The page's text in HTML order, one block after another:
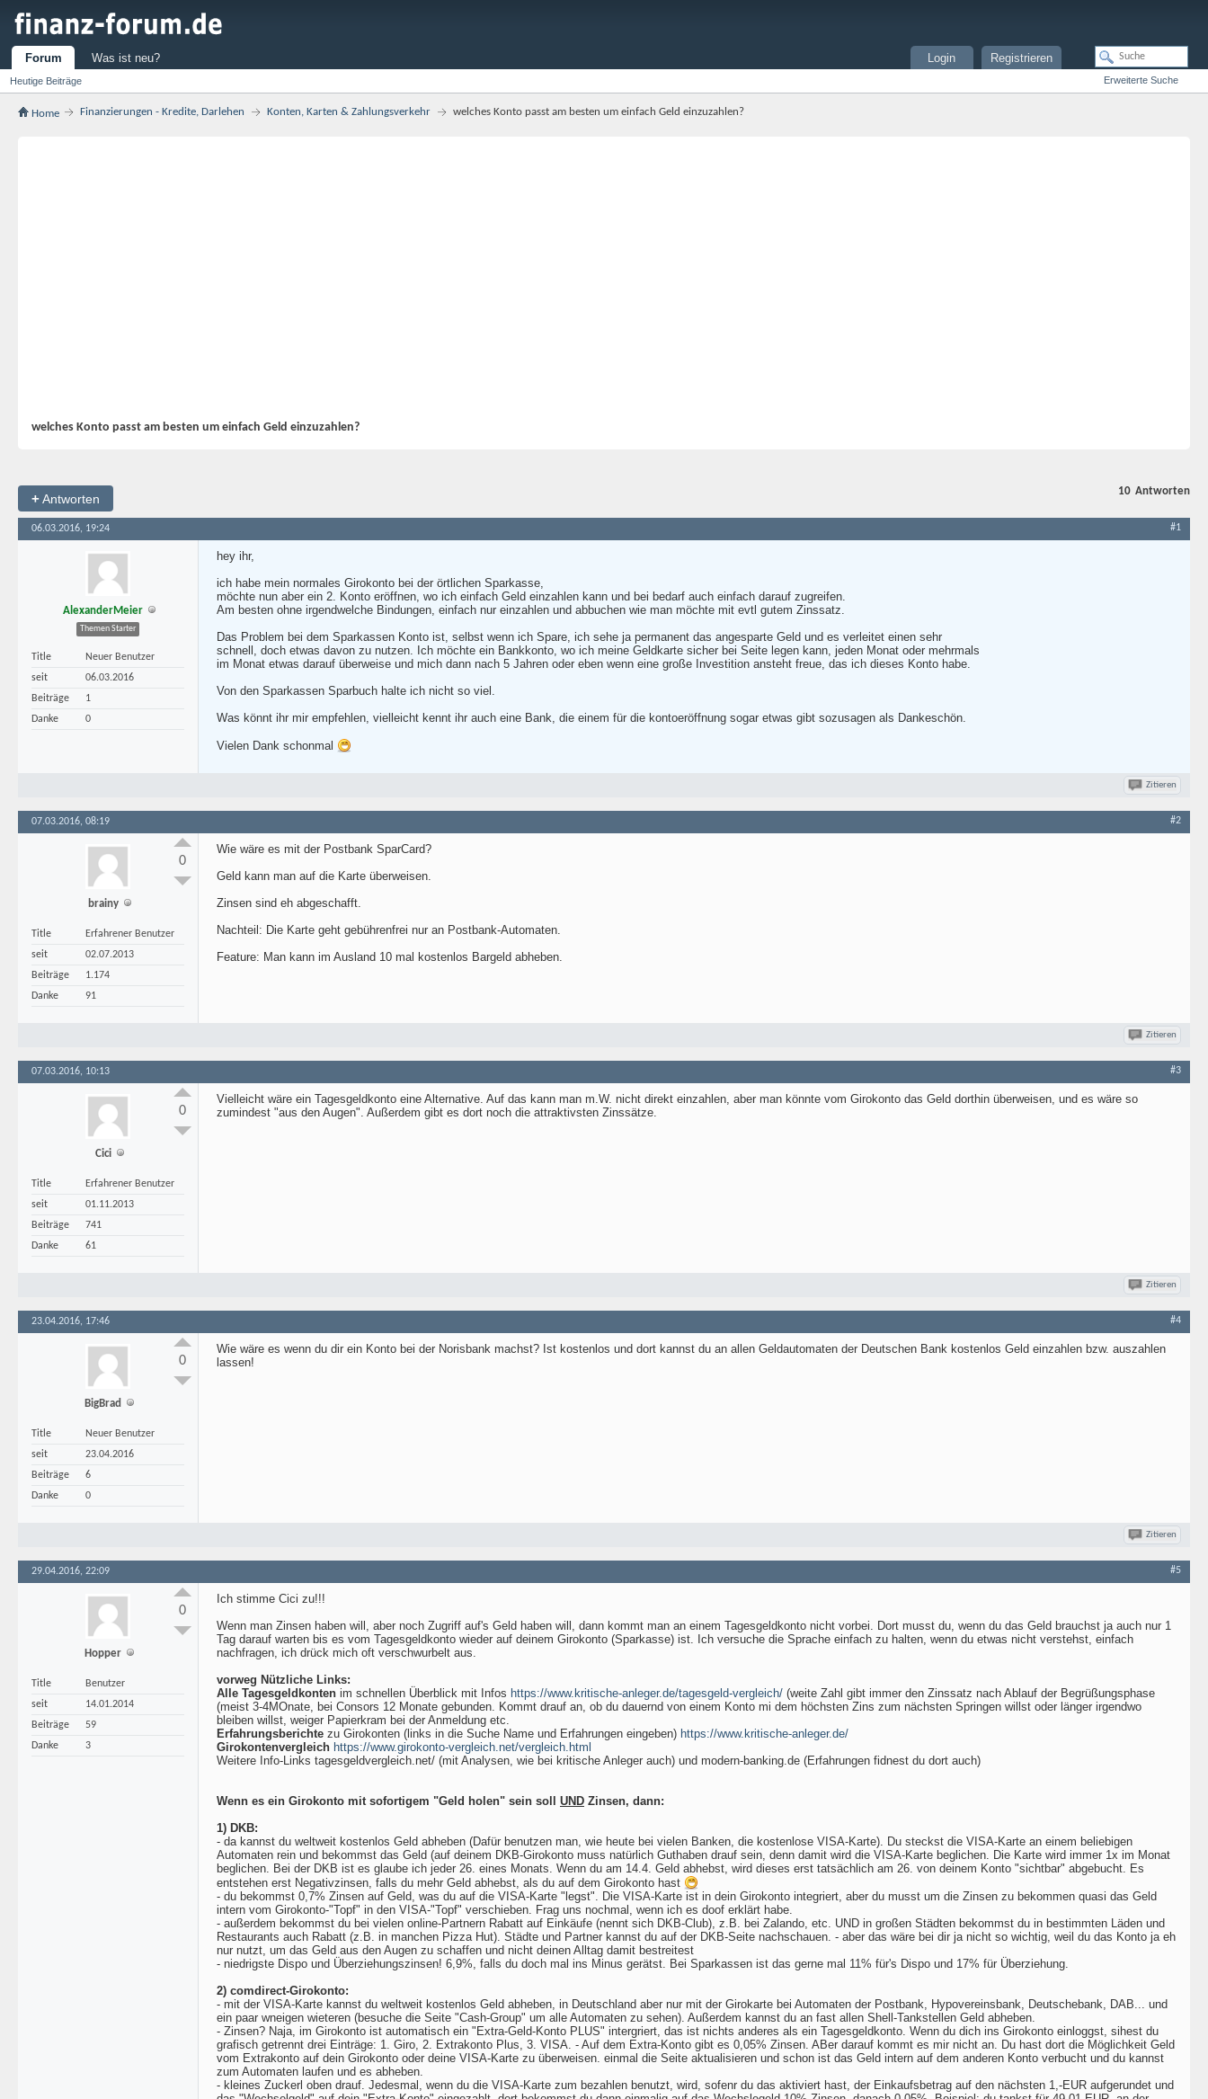
Forum
Heutige Beiträge
Was ist neu? Registrieren
Login
Erweiterte Suche
Home Finanzierungen - Kredite, Darlehen Konten, Karten & Zahlungsverkehr welches Konto passt am besten um einfach Geld einzuzahlen?
welches Konto passt am besten um einfach Geld einzuzahlen?
+Antworten
10 Antworten
06.03.2016, 19:24 #1
AlexanderMeier
Themen Starter
Title
Neuer Benutzer
seit
06.03.2016
Beiträge
1
Danke
0
hey ihr,
ich habe mein normales Girokonto bei der örtlichen Sparkasse,
möchte nun aber ein 2. Konto eröffnen, wo ich einfach Geld einzahlen kann und bei bedarf auch einfach darauf zugreifen.
Am besten ohne irgendwelche Bindungen, einfach nur einzahlen und abbuchen wie man möchte mit evtl gutem Zinssatz.
Das Problem bei dem Sparkassen Konto ist, selbst wenn ich Spare, ich sehe ja permanent das angesparte Geld und es verleitet einen sehr
schnell, doch etwas davon zu nutzen. Ich möchte ein Bankkonto, wo ich meine Geldkarte sicher bei Seite legen kann, jeden Monat oder mehrmals
im Monat etwas darauf überweise und mich dann nach 5 Jahren oder eben wenn eine große Investition ansteht freue, das ich dieses Konto habe.
Von den Sparkassen Sparbuch halte ich nicht so viel.
Was könnt ihr mir empfehlen, vielleicht kennt ihr auch eine Bank, die einem für die kontoeröffnung sogar etwas gibt sozusagen als Dankeschön.
Vielen Dank schonmal
Zitieren
07.03.2016, 08:19 #2
brainy
Title
Erfahrener Benutzer
seit
02.07.2013
Beiträge
1.174
Danke
91
0
Wie wäre es mit der Postbank SparCard?
Geld kann man auf die Karte überweisen.
Zinsen sind eh abgeschafft.
Nachteil: Die Karte geht gebührenfrei nur an Postbank-Automaten.
Feature: Man kann im Ausland 10 mal kostenlos Bargeld abheben.
Zitieren
07.03.2016, 10:13 #3
Cici
Title
Erfahrener Benutzer
seit
01.11.2013
Beiträge
741
Danke
61
0
Vielleicht wäre ein Tagesgeldkonto eine Alternative. Auf das kann man m.W. nicht direkt einzahlen, aber man könnte vom Girokonto das Geld dorthin überweisen, und es wäre so
zumindest "aus den Augen". Außerdem gibt es dort noch die attraktivsten Zinssätze.
Zitieren
23.04.2016, 17:46 #4
BigBrad
Title
Neuer Benutzer
seit
23.04.2016
Beiträge
6
Danke
0
0
Wie wäre es wenn du dir ein Konto bei der Norisbank machst? Ist kostenlos und dort kannst du an allen Geldautomaten der Deutschen Bank kostenlos Geld einzahlen bzw. auszahlen
lassen!
Zitieren
29.04.2016, 22:09 #5
Hopper
Title
Benutzer
seit
14.01.2014
Beiträge
59
Danke
3
0
Ich stimme Cici zu!!!
Wenn man Zinsen haben will, aber noch Zugriff auf's Geld haben will, dann kommt man an einem Tagesgeldkonto nicht vorbei. Dort musst du, wenn du das Geld brauchst ja auch nur 1
Tag darauf warten bis es vom Tagesgeldkonto wieder auf deinem Girokonto (Sparkasse) ist. Ich versuche die Sprache einfach zu halten, wenn du etwas nicht verstehst, einfach
nachfragen, ich drück mich oft verschwurbelt aus.
vorweg Nützliche Links:
Alle Tagesgeldkonten im schnellen Überblick mit Infos https://www.kritische-anleger.de/tagesgeld-vergleich/ (weite Zahl gibt immer den Zinssatz nach Ablauf der Begrüßungsphase
(meist 3-4MOnate, bei Consors 12 Monate gebunden. Kommt drauf an, ob du dauernd von einem Konto mi dem höchsten Zins zum nächsten Springen willst oder länger irgendwo
bleiben willst, weiger Papierkram bei der Anmeldung etc.
Erfahrungsberichte zu Girokonten (links in die Suche Name und Erfahrungen eingeben) https://www.kritische-anleger.de/
Girokontenvergleich https://www.girokonto-vergleich.net/vergleich.html
Weitere Info-Links tagesgeldvergleich.net/ (mit Analysen, wie bei kritische Anleger auch) und modern-banking.de (Erfahrungen fidnest du dort auch)
Wenn es ein Girokonto mit sofortigem "Geld holen" sein soll UND Zinsen, dann:
1) DKB:
- da kannst du weltweit kostenlos Geld abheben (Dafür benutzen man, wie heute bei vielen Banken, die kostenlose VISA-Karte). Du steckst die VISA-Karte an einem beliebigen
Automaten rein und bekommst das Geld (auf deinem DKB-Girokonto muss natürlich Guthaben drauf sein, denn damit wird die VISA-Karte beglichen. Die Karte wird immer 1x im Monat
beglichen. Bei der DKB ist es glaube ich jeder 26. eines Monats. Wenn du am 14.4. Geld abhebst, wird dieses erst tatsächlich am 26. von deinem Konto "sichtbar" abgebucht. Es
entstehen erst Negativzinsen, falls du mehr Geld abhebst, als du auf dem Girokonto hast
- du bekommst 0,7% Zinsen auf Geld, was du auf die VISA-Karte "legst". Die VISA-Karte ist in dein Girokonto integriert, aber du musst um die Zinsen zu bekommen quasi das Geld
intern vom Girokonto-"Topf" in den VISA-"Topf" verschieben. Frag uns nochmal, wenn ich es doof erklärt habe.
- außerdem bekommst du bei vielen online-Partnern Rabatt auf Einkäufe (nennt sich DKB-Club), z.B. bei Zalando, etc. UND in großen Städten bekommst du in bestimmten Läden und
Restaurants auch Rabatt (z.B. in manchen Pizza Hut). Städte und Partner kannst du auf der DKB-Seite nachschauen. - aber das wäre bei dir ja nicht so wichtig, weil du das Konto ja eh
nur nutzt, um das Geld aus den Augen zu schaffen und nicht deinen Alltag damit bestreitest
- niedrigste Dispo und Überziehungszinsen! 6,9%, falls du doch mal ins Minus gerätst. Bei Sparkassen ist das gerne mal 11% für's Dispo und 17% für Überziehung.
2) comdirect-Girokonto:
- mit der VISA-Karte kannst du weltweit kostenlos Geld abheben, in Deutschland aber nur mit der Girokarte bei Automaten der Postbank, Hypovereinsbank, Deutschebank, DAB... und
ein paar wneigen wieteren (besuche die Seite "Cash-Group" um alle Automaten zu sehen). Außerdem kannst du an fast allen Shell-Tankstellen Geld abheben.
- Zinsen? Naja, im Girokonto ist automatisch ein "Extra-Geld-Konto PLUS" intergriert, das ist nichts anderes als ein Tagesgeldkonto. Wenn du dich ins Girokonto einloggst, sihest du
grafisch getrennt drei Einträge: 1. Giro, 2. Extrakonto Plus, 3. VISA. - Auf dem Extra-Konto gibt es 0,05% Zinsen. ABer darauf kommt es mir nicht an. Du hast dort die Möglichkeit Geld
vom Extrakonto auf dein Girokonto oder deine VISA-Karte zu überweisen. einmal die Seite aktualisieren und schon ist das Geld intern auf dem anderen Konto verbucht und du kannst
zum Automaten laufen und es abheben.
- kleines Zuckerl oben drauf. Jedesmal, wenn du die VISA-Karte zum bezahlen benutzt, wird, sofenr du das aktiviert hast, der Einkaufsbetrag auf den nächsten 1,-EUR aufgerundet und